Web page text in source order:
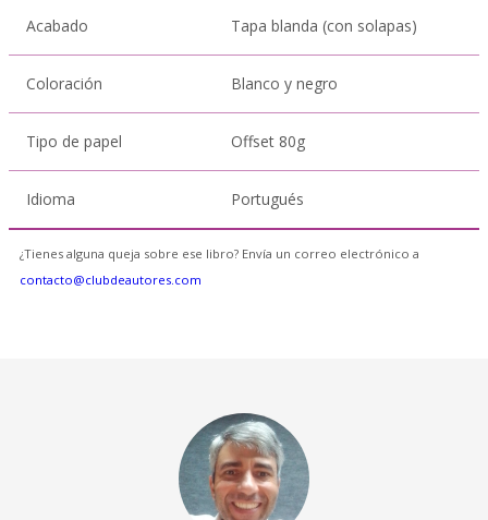
Acabado Tapa blanda (con solapas)
Coloración Blanco y negro
Tipo de papel Offset 80g
Idioma Portugués
¿Tienes alguna queja sobre ese libro? Envía un correo electrónico a
contacto@clubdeautores.com